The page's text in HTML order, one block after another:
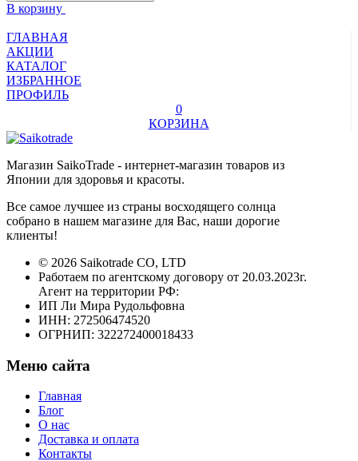
В корзину
ГЛАВНАЯ
АКЦИИ
КАТАЛОГ
ИЗБРАННОЕ
ПРОФИЛЬ
0
КОРЗИНА
Магазин SaikoTrade - интернет-магазин товаров из
Японии для здоровья и красоты.
Все самое лучшее из страны восходящего солнца
собрано в нашем магазине для Вас, наши дорогие
клиенты!
© 2026 Saikotrade CO, LTD
Работаем по агентскому договору от 20.03.2023г.
Агент на территории РФ:
ИП Ли Мира Рудольфовна
ИНН: 272506474520
ОГРНИП: 322272400018433
Меню сайта
Главная
Блог
О нас
Доставка и оплата
Контакты